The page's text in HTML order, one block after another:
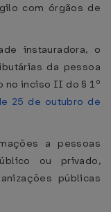
com órgãos de
instauradora, o
da pessoa
no inciso II do § 1º
25 de outubro de
a pessoas
ou privado,
públicas